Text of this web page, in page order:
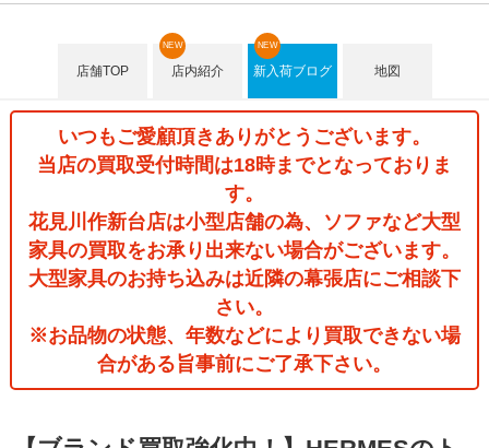
店舗TOP 店内紹介
NEW
新入荷ブログ
NEW
地図
いつもご愛顧頂きありがとうございます。
当店の買取受付時間は18時までとなっておりま
す。
花見川作新台店は小型店舗の為、ソファなど大型
家具の買取をお承り出来ない場合がございます。
大型家具のお持ち込みは近隣の幕張店にご相談下
さい。
※お品物の状態、年数などにより買取できない場
合がある旨事前にご了承下さい。